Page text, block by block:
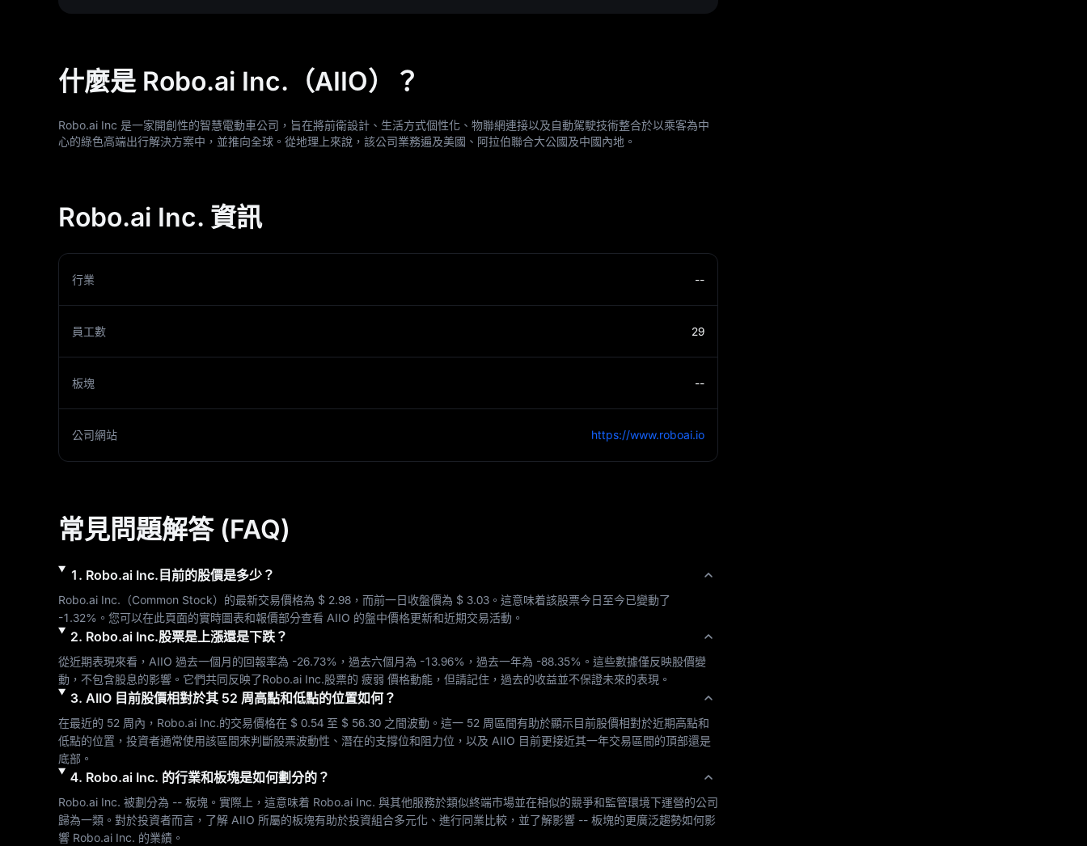
什麼是 Robo.ai Inc.（AIIO）？
Robo.ai Inc 是一家開創性的智慧電動車公司，旨在將前衛設計、生活方式個性化、物聯網連接以及自動駕駛技術整合於以乘客為中
心的綠色高端出行解決方案中，並推向全球。從地理上來說，該公司業務遍及美國、阿拉伯聯合大公國及中國內地。
Robo.ai Inc. 資訊
行業 --
員工數 29
板塊 --
公司網站 https://www.roboai.io
常見問題解答 (FAQ)
1 . Robo.ai Inc. 目前的股價是多少？
Robo.ai Inc. （Common Stock）的最新交易價格為 $ 2.98 ，而前一日收盤價為 $ 3.03
-1.32% 。您可以在此頁面的實時圖表和報價部分查看 AIIO 的盤中價格更新和近期交易活動。
2. Robo.ai Inc.股票是上漲還是下跌？
從近期表現來看， AIIO 過去一個月的回報率為 -26.73% ，過去六個月為 -13.96% ，過去一年為 -88.35% 。這些數據僅反映股價變
動，不包含股息的影響。它們共同反映了Robo.ai Inc.股票的 疲弱 價格動能，但請記住，過去的收益並不保證未來的表現。
3. AIIO目前股價相對於其 52 周高點和低點的位置如何？
在最近的 52 周內， Robo.ai Inc.的交易價格在 $ 0.54 至 $ 56.30 之間波動。這一 52 周區間有助於顯示目前股價相對於近期高點和
低點的位置，投資者通常使用該區間來判斷股票波動性、潛在的支撐位和阻力位，以及 AIIO 目前更接近其一年交易區間的頂部還是
底部。
4. Robo.ai Inc. 的行業和板塊是如何劃分的？
Robo.ai Inc. 被劃分為 -- 板塊。實際上，這意味着 Robo.ai Inc. 與其他服務於類似終端市場並在相似的競爭和監管環境下運營的公司
歸為一類。對於投資者而言，了解 AIIO 所屬的板塊有助於投資組合多元化、進行同業比較，並了解影響 -- 板塊的更廣泛趨勢如何影
響 Robo.ai Inc. 的業績。